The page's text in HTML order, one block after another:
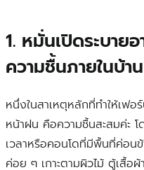
1. หมั่นเปิดระบาย
ความชื้นภายในบ้าน
หนึ่งในสาเหตุหลักที่ทำให้เฟอ
หน้าฝน คือความชื้นสะสมค่ะ
เวลาหรือคอนโดที่มีพื้นที่ค่อน
ค่อย ๆ เกาะตามผิวไม้ ตู้เสื้